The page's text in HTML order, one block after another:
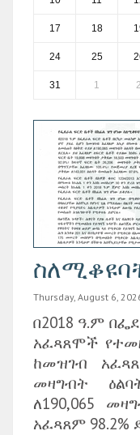
17 18
24 25
31 1 2
Thursday, August 6,
በ2018 ዓ.ም
አፈጻጸሞች
ከመዝገብ
መዛግብት
ለ190,065
አፈጻጸም 98.2%